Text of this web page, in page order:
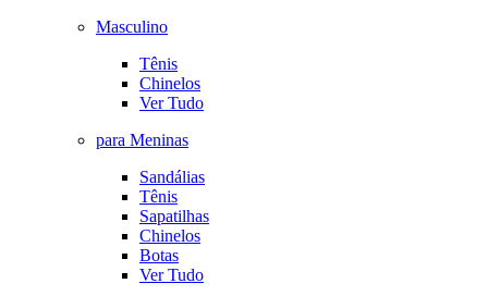
Masculino
Tênis
Chinelos
Ver Tudo
para Meninas
Sandálias
Tênis
Sapatilhas
Chinelos
Botas
Ver Tudo